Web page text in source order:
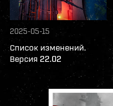
2025-05-15
Список изменений.
Версия 22.02